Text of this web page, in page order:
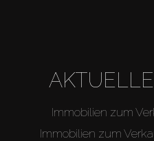
Verkaufen
Off-Plan
Immobilien zum
Immobilien zum